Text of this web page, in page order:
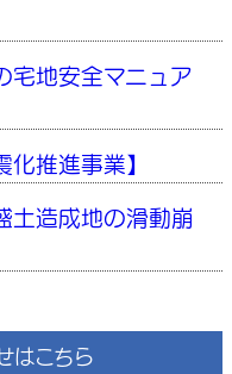
宅地安全マニュア
推進事業】
土造成地の滑動崩
はこちら